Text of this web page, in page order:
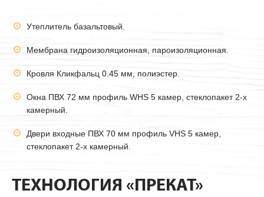
Утеплитель базальтовый.
Мембрана гидроизоляционная, пароизоляционная.
Кровля Кликфальц 0.45 мм, полиэстер.
Окна ПВХ 72 мм профиль WHS 5 камер, стеклопакет 2-х
камерный.
Двери входные ПВХ 70 мм профиль VHS 5 камер,
стеклопакет 2-х камерный.
ТЕХНОЛОГИЯ «ПРЕКАТ»